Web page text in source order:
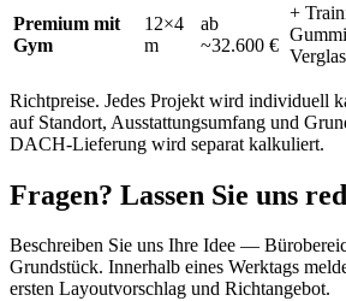
Premium mit
Gym
12×4
m
ab
~32.600 €
+
Richtpreise. Jedes Projekt wird individuell
auf Standort, Ausstattungsumfang und
DACH-Lieferung wird separat kalkuliert.
Fragen? Lassen Sie uns
Beschreiben Sie uns Ihre Idee —
Grundstück. Innerhalb eines Werktags
ersten Layoutvorschlag und Richtangebot.